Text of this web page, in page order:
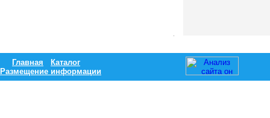
Главная
Каталог
Размещение информации